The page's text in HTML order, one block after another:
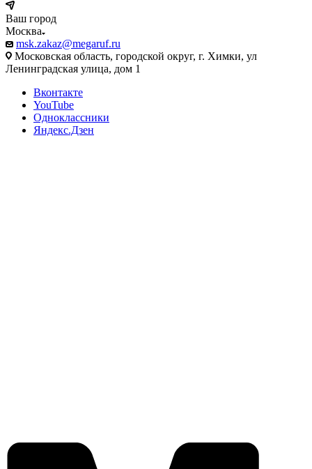
Ваш город
Москва
msk.zakaz@megaruf.ru
Московская область, городской округ, г. Химки, ул
Ленинградская улица, дом 1
Вконтакте
YouTube
Одноклассники
Яндекс.Дзен